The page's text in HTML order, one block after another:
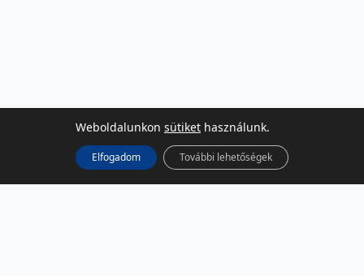
Weboldalunkon sütiket használunk.
Elfogadom További lehetőségek